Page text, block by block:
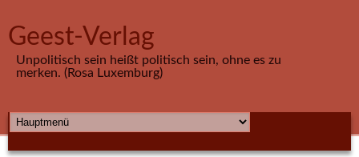
Geest-Verlag
Unpolitisch sein heißt politisch sein, ohne es zu
merken. (Rosa Luxemburg)
HAUPTMENÜ